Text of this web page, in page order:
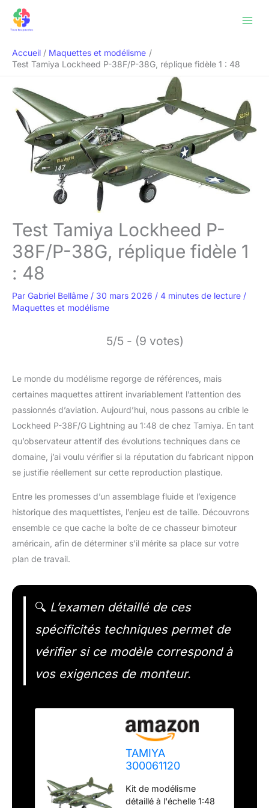
Accueil
Maquettes et modélisme
Test Tamiya Lockheed P-38F/P-38G, réplique fidèle 1 : 48
Test Tamiya Lockheed P-
38F/P-38G, réplique fidèle 1
: 48
Par Gabriel Bellâme / 30 mars 2026 / 4 minutes de lecture /
Maquettes et modélisme
5/5 - (9 votes)
Le monde du modélisme regorge de références, mais
certaines maquettes attirent invariablement l’attention des
passionnés d’aviation. Aujourd’hui, nous passons au crible le
Lockheed P-38F/G Lightning au 1:48 de chez Tamiya. En tant
qu’observateur attentif des évolutions techniques dans ce
domaine, j’ai voulu vérifier si la réputation du fabricant nippon
se justifie réellement sur cette reproduction plastique.
Entre les promesses d’un assemblage fluide et l’exigence
historique des maquettistes, l’enjeu est de taille. Découvrons
ensemble ce que cache la boîte de ce chasseur bimoteur
américain, afin de déterminer s’il mérite sa place sur votre
plan de travail.
🔍 L’examen détaillé de ces
spécificités techniques permet de
vérifier si ce modèle correspond à
vos exigences de monteur.
TAMIYA
300061120
P-38G Véhicule
1:48 US P-38 F/G
Kit de modélisme
détaillé à l'échelle 1:48
Rechercher